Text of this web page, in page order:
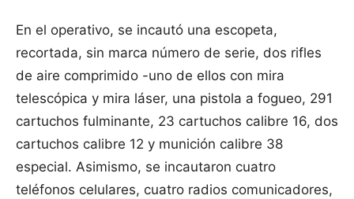
En el operativo, se incautó una escopeta,
recortada, sin marca número de serie, dos rifles
de aire comprimido -uno de ellos con mira
telescópica y mira láser, una pistola a fogueo, 291
cartuchos fulminante, 23 cartuchos calibre 16, dos
cartuchos calibre 12 y munición calibre 38
especial. Asimismo, se incautaron cuatro
teléfonos celulares, cuatro radios comunicadores,